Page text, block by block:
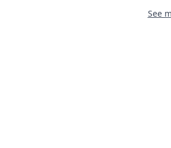
See